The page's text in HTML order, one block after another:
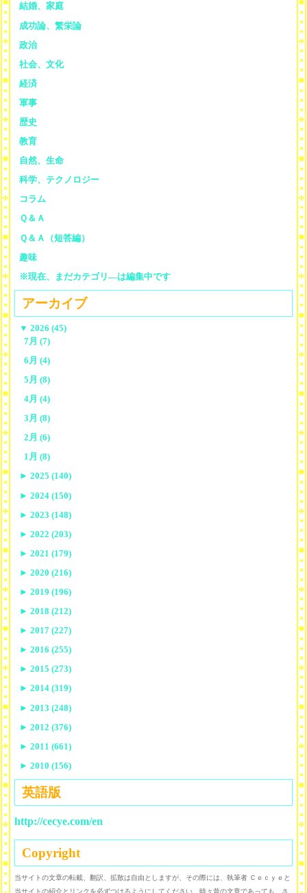
結婚、家庭
成功論、繁栄論
政治
社会、文化
経済
軍事
歴史
教育
自然、生命
科学、テクノロジー
コラム
Ｑ＆Ａ
Ｑ＆Ａ（短答編）
趣味
※現在、まだカテゴリ—は編集中です
アーカイブ
▼ 2026 (45)
7月 (7)
6月 (4)
5月 (8)
4月 (4)
3月 (8)
2月 (6)
1月 (8)
► 2025 (140)
► 2024 (150)
► 2023 (148)
► 2022 (203)
► 2021 (179)
► 2020 (216)
► 2019 (196)
► 2018 (212)
► 2017 (227)
► 2016 (255)
► 2015 (273)
► 2014 (319)
► 2013 (248)
► 2012 (376)
► 2011 (661)
► 2010 (156)
英語版
http://cecye.com/en
Copyright
当サイトの文章の転載、翻訳、拡散は自由としますが、その際には、執筆者 Ｃｅｃｙｅと
当サイトの紹介とリンクを必ずつけるようにしてください。時々昔の文章であっても、さ